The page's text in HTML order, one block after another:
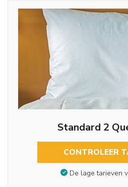
Standard 2
CONTROLEER
De lage tarieven